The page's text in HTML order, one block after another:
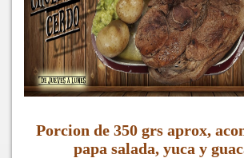
Porcion de 350 grs aprox,
papa salada, yuca y